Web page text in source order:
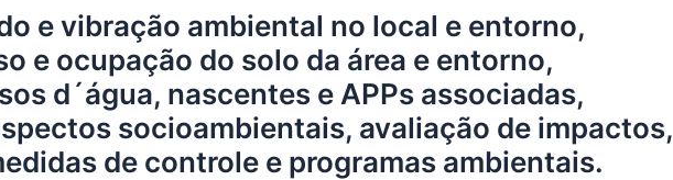
e vibração ambiental no local e entorno,
e ocupação do solo da área e entorno,
d´água, nascentes e APPs associadas,
socioambientais, avaliação de impactos,
de controle e programas ambientais.